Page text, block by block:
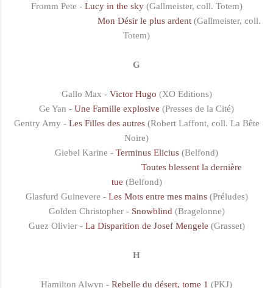
Fromm Pete - Lucy in the sky(Gallmeister, coll. Totem)
Mon Désir le plus ardent (Gallmeister, coll.
Totem)
G
Gallo Max - Victor Hugo (XO Editions)
Ge Yan - Une Famille explosive (Presses de la Cité)
Gentry Amy - Les Filles des autres(Robert Laffont, coll. La Bête
Noire)
Giebel Karine - Terminus Elicius (Belfond)
Toutes blessent la dernière
tue (Belfond)
Glasfurd Guinevere - Les Mots entre mes mains(Préludes)
Golden Christopher - Snowblind (Bragelonne)
Guez Olivier - La Disparition de Josef Mengele (Grasset)
H
Hamilton Alwyn - Rebelle du désert, tome 1 (PKJ)